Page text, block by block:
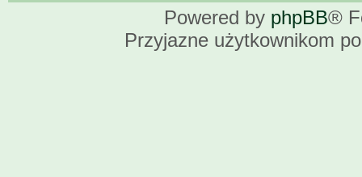
Powered by phpBB®
Przyjazne użytkownikom